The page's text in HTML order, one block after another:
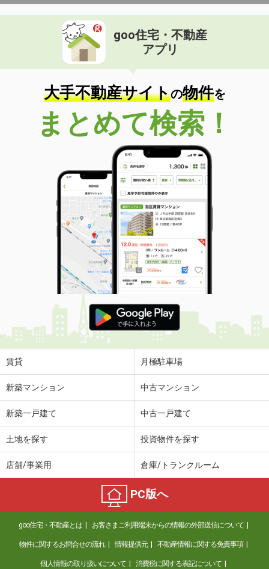
福島県福島市西中央４丁目
価 格
住 所
福島県福島市西中央４丁目
専有面積 42.37m²
間取り
1LDK
福島県郡山市田村町徳定字下河原
価 格
4.70万円
福島県郡山市田村町徳定字下河原
34m²
間取り
ワンルーム
福島県郡山市字十貫河原
価 格
4.60万円
住 所
福島県郡山市字十貫河原
専有面積 23.18m²
間取り
1K
福島県福島市小倉寺字中ノ内
価 格
4.20万円
住 所
福島県福島市小倉寺字中ノ内
専有面積
福島県郡山市田村町徳定字下河原
4.10万円
福島県福島市大森字城ノ内
6.10万円
住 所
福島県福島市大森字城ノ内
専有面積 53.34m²
間取り
1LDK
福島県福島市飯坂町湯野字銚子口
goo住宅・不動産
アプリ
大手不動産サイトの物件を
まとめて検索！
賃貸 月極駐車場
新築マンション 中古マンション
新築一戸建て 中古一戸建て
土地を探す 投資物件を探す
店舗/事業用 倉庫/トランクルーム
PC版へ
goo住宅・不動産とは お客さまご利用端末からの情報の外部送信について
物件に関するお問合せの流れ 情報提供元 不動産情報に関する免責事項
個人情報の取り扱いについて 消費税に関する表記について